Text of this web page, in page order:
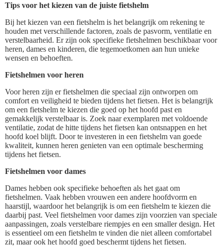
Tips voor het kiezen van de juiste fietshelm
Bij het kiezen van een fietshelm is het belangrijk om rekening te
houden met verschillende factoren, zoals de pasvorm, ventilatie en
verstelbaarheid. Er zijn ook specifieke fietshelmen beschikbaar voor
heren, dames en kinderen, die tegemoetkomen aan hun unieke
wensen en behoeften.
Fietshelmen voor heren
Voor heren zijn er fietshelmen die speciaal zijn ontworpen om
comfort en veiligheid te bieden tijdens het fietsen. Het is belangrijk
om een fietshelm te kiezen die goed op het hoofd past en
gemakkelijk verstelbaar is. Zoek naar exemplaren met voldoende
ventilatie, zodat de hitte tijdens het fietsen kan ontsnappen en het
hoofd koel blijft. Door te investeren in een fietshelm van goede
kwaliteit, kunnen heren genieten van een optimale bescherming
tijdens het fietsen.
Fietshelmen voor dames
Dames hebben ook specifieke behoeften als het gaat om
fietshelmen. Vaak hebben vrouwen een andere hoofdvorm en
haarstijl, waardoor het belangrijk is om een fietshelm te kiezen die
daarbij past. Veel fietshelmen voor dames zijn voorzien van speciale
aanpassingen, zoals verstelbare riempjes en een smaller design. Het
is essentieel om een fietshelm te vinden die niet alleen comfortabel
zit, maar ook het hoofd goed beschermt tijdens het fietsen.